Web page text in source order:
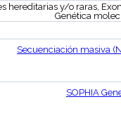
hereditarias y/o raras,
Genética
Secuenciación masiva
SOPHIA